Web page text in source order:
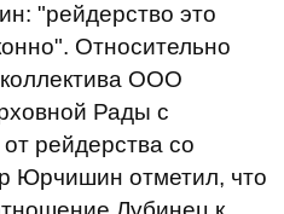
"рейдерство это
Относительно
ООО
Рады с
рейдерства со
Юрчишин отметил, что